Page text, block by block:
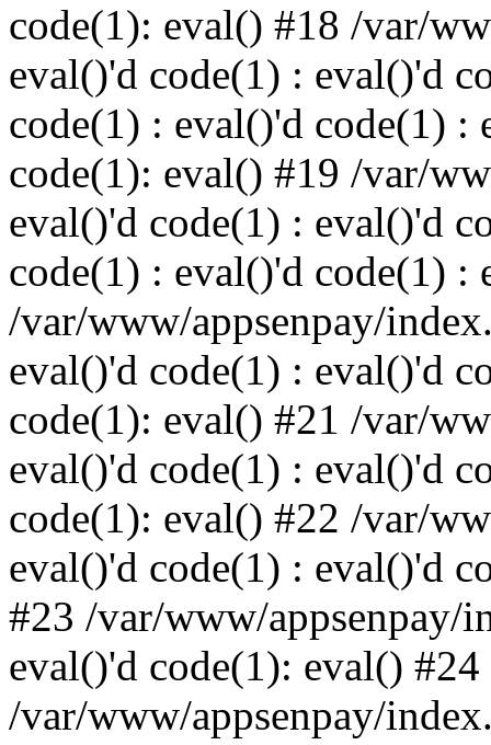
code(1): eval() #18 /var/
eval()'d code(1) : eval()'d
code(1) : eval()'d code(1) :
code(1): eval() #19 /var/
eval()'d code(1) : eval()'d
code(1) : eval()'d code(1) :
/var/www/appsenpay/
eval()'d code(1) : eval()'d
code(1): eval() #21 /var/
eval()'d code(1) : eval()'d
code(1): eval() #22 /var/
eval()'d code(1) : eval()'d
#23 /var/www/appsenpay/
eval()'d code(1): eval() #24
/var/www/appsenpay/